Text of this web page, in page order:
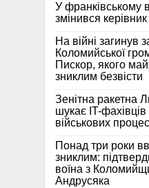
У франківському
змінився керівник
На війні загинув
Коломийської
Пискор, якого
зниклим безвісти
Зенітна ракетна
шукає IT-фахівців
військових
Понад три роки
зниклим:
воїна з
Андрусяка